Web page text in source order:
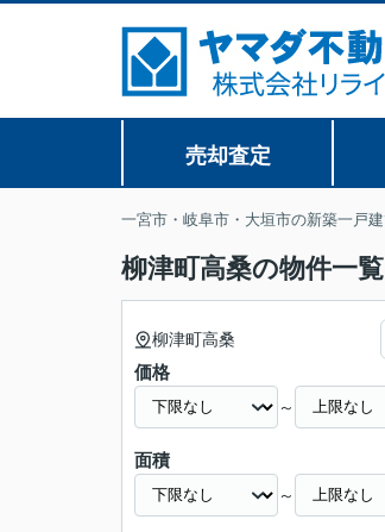
売却査定
一宮市・岐阜市・大垣市の新築一戸
柳津町高桑の物件一覧
柳津町高桑
価格
～
面積
～